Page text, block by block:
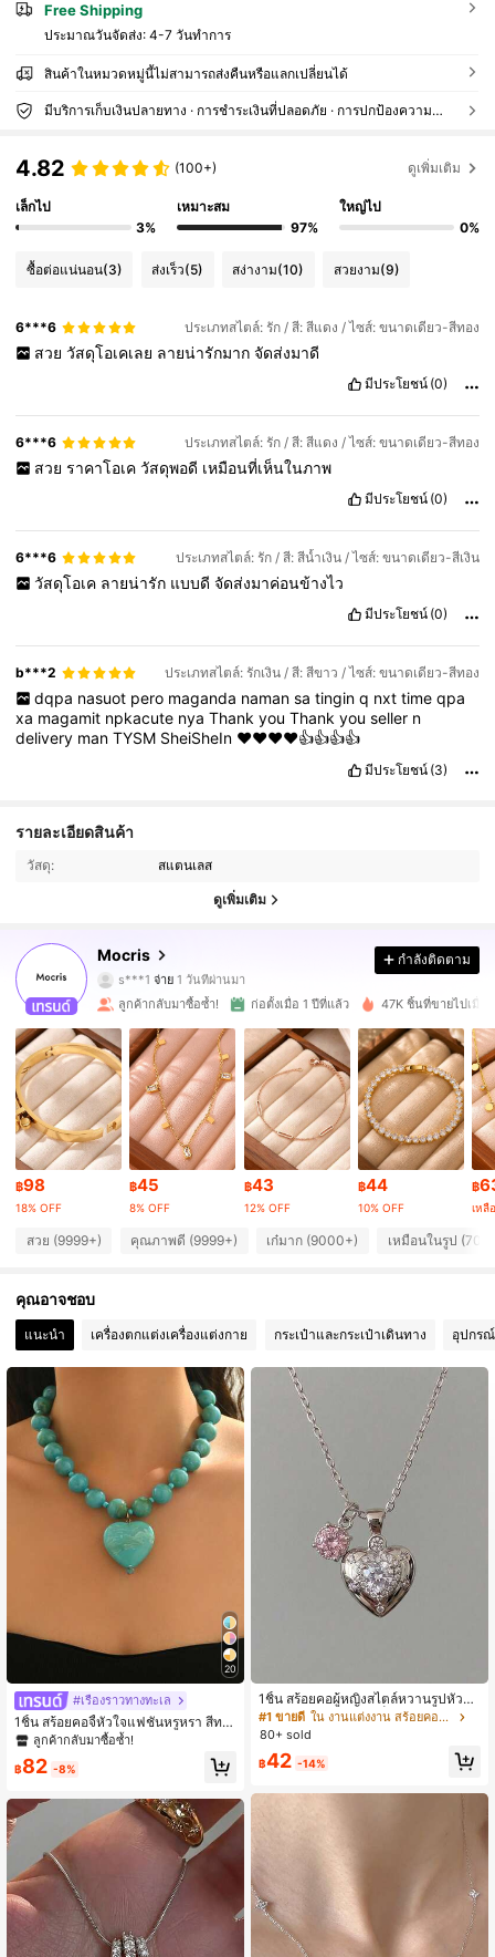
Free Shipping
ประมาณวันจัดส่ง: 4-7 วันทำการ
สินค้าในหมวดหมู่นี้ไม่สามารถส่งคืนหรือแลกเปลี่ยนได้
มีบริการเก็บเงินปลายทาง · การชำระเงินที่ปลอดภัย · การปกป้องความเป็นส่วนตัว
4.82 (100+) ดูเพิ่มเติม
เล็กไป
3%
เหมาะสม
97%
ใหญ่ไป
0%
ซื้อต่อแน่นอน(3) ส่งเร็ว(5) สง่างาม(10) สวยงาม(9)
6***6 ประเภทสไตล์: รัก / สี: สีแดง / ไซส์: ขนาดเดียว-สีทอง
สวย วัสดุโอเคเลย ลายน่ารักมาก จัดส่งมาดี
มีประโยชน์ (0)
6***6 ประเภทสไตล์: รัก / สี: สีแดง / ไซส์: ขนาดเดียว-สีทอง
สวย ราคาโอเค วัสดุพอดี เหมือนที่เห็นในภาพ
มีประโยชน์ (0)
6***6 ประเภทสไตล์: รัก / สี: สีน้ำเงิน / ไซส์: ขนาดเดียว-สีเงิน
วัสดุโอเค ลายน่ารัก แบบดี จัดส่งมาค่อนข้างไว
มีประโยชน์ (0)
b***2 ประเภทสไตล์: รักเงิน / สี: สีขาว / ไซส์: ขนาดเดียว-สีทอง
dqpa nasuot pero maganda naman sa tingin q nxt time qpa
xa magamit npkacute nyaThankyouThankyouseller n
delivery manTYSM SheiSheIn ♥️♥️♥️♥️👍👍👍👍
มีประโยชน์ (3)
รายละเอียดสินค้า
วัสดุ: สแตนเลส
ดูเพิ่มเติม
Mocris
4.94
4.94
65K ผู้ติดตาม
s***1 จ่าย1 วันที่ผ่านมา
m***7
ตาม 10 ชั่วโมงที่ผ่านมา
4.94 65K ผู้ติดตาม
4.94 65K ผู้ติดตาม
4.94 65K ผู้ติดตาม
4.94 65K ผู้ติดตาม
65K ผู้ติดตาม
65K ผู้ติดตาม
4.94 65K ผู้ติดตาม
กำลังติดตาม
ลูกค้ากลับมาซื้อซ้ำ! ก่อตั้งเมื่อ 1 ปีที่แล้ว 47K ชิ้นที่ขายไปเมื่อเ
฿98
18% OFF
฿45
8% OFF
฿43
12% OFF
฿44
10% OFF
฿
เหลื
สวย (9999+) คุณภาพดี (9999+) เก๋มาก (9000+) เหมือนในรูป
คุณอาจชอบ
แนะนำ เครื่องตกแต่งเครื่องแต่งกาย กระเป๋าและกระเป๋าเดินทาง อุปกร
20
#เรื่องราวทางทะเล
1ชิ้น สร้อยคอจี้หัวใจแฟชั่นหรูหรา สีทอ
ง ลายเสือดาว ประดับด้วยเพชรเทียม หั
วใจพลาสติกหลายสี ลูกปัดหัวใจมุกเทีย
ม ลูกปัดเทอร์ควอยซ์เทียม ลูกปัดลายไม่
สำหรับใส่ประจำวัน วันหยุด ปาร์ตี้ การ
จับคู่ชุดเซ็กซี่ โปรดเข้าใจว่าลูกปัดเรซิน
แต่ละชิ้นจะมีช่องฉีดแม่พิมพ์ที่ด้านล่าง
ลูกค้ากลับมาซื้อซ้ำ!
฿82 -8%
1ชิ้น สร้อยคอผู้หญิงสไตล์หวานรูปหัวใจ
กลมประณีตทำจากเหล็กไทเทเนียมสีเงิ
น เหมาะสำหรับงานปาร์ตี้ การสวมใส่ป
บ การเดท ของขวัญวันหยุดที่สมบูรณ์แ
#1 ขายดี
ใน งานแต่งงาน สร้อยคอผู้หญิง
80+ sold
฿42 -14%